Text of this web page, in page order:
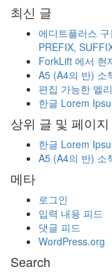
최신 글
에디트플러스
PREFIX,
ForkLift 에서 현
A5 (A4의 반) 소
편집 가능한 엘
한글 Lorem
상위 글 및 페이지
한글 Lorem
A5 (A4의 반) 소
메타
로그인
입력 내용 피드
댓글 피드
WordPress.org
Search